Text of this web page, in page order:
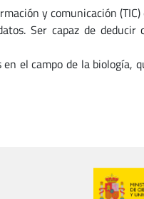
y comunicación
Ser capaz de deducir
el campo de la biología,